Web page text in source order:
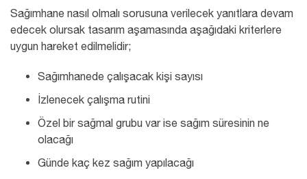
Sağımhane nasıl olmalı sorusuna verilecek yanıtlara devam
edecek olursak tasarım aşamasında aşağıdaki kriterlere
uygun hareket edilmelidir;
Sağımhanede çalışacak kişi sayısı
İzlenecek çalışma rutini
Özel bir sağmal grubu var ise sağım süresinin ne
olacağı
Günde kaç kez sağım yapılacağı